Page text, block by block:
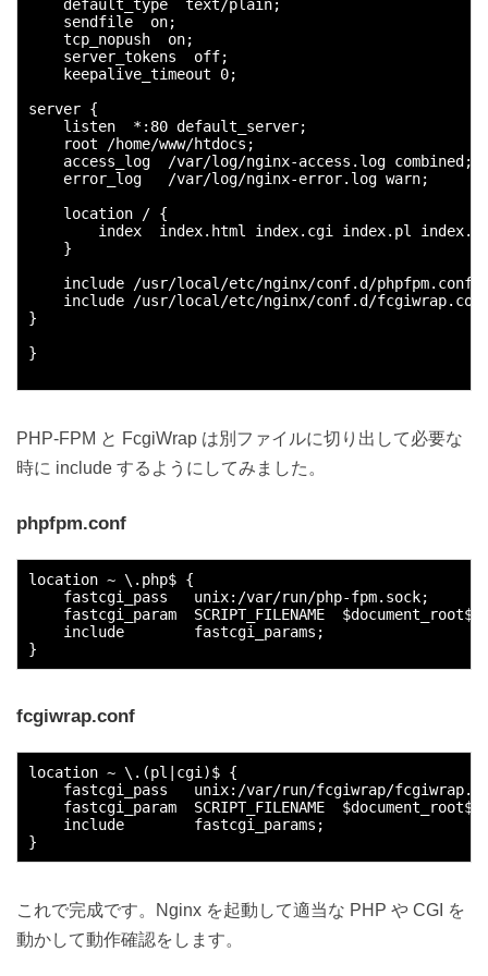
    default_type  text/plain;
    sendfile  on;
    tcp_nopush  on;
    server_tokens  off;
    keepalive_timeout 0;
server {
    listen  *:80 default_server;
    root /home/www/htdocs;
    access_log  /var/log/nginx-access.log combined;
    error_log   /var/log/nginx-error.log warn;
    location / {
index  index.html index.cgi index.pl
    }
    include /usr/local/etc/nginx/conf.d/phpfpm.conf;
include /usr/local/etc/nginx/conf.d/
}
}
PHP-FPM と FcgiWrap は別ファイルに切り出して必要な
時に include するようにしてみました。
phpfpm.conf
location ~ \.php$ {
    fastcgi_pass   unix:/var/run/php-fpm.sock;
fastcgi_param  SCRIPT_FILENAME
    include        fastcgi_params;
fcgiwrap.conf
location ~ \.(pl|cgi)$ {
fastcgi_pass   unix:/var/run/fcgiwrap/
fastcgi_param  SCRIPT_FILENAME
    include        fastcgi_params;
これで完成です。Nginx を起動して適当な PHP や CGI を
動かして動作確認をします。